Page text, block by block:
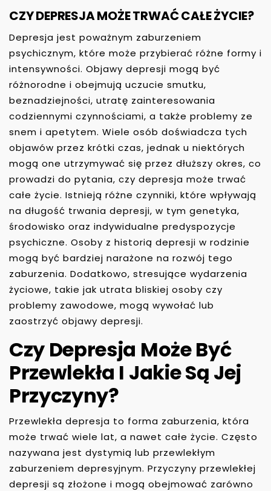
CZY DEPRESJA MOŻE TRWAĆ CAŁE ŻYCIE?
Depresja jest poważnym zaburzeniem
psychicznym, które może przybierać różne formy i
intensywności. Objawy depresji mogą być
różnorodne i obejmują uczucie smutku,
beznadziejności, utratę zainteresowania
codziennymi czynnościami, a także problemy ze
snem i apetytem. Wiele osób doświadcza tych
objawów przez krótki czas, jednak u niektórych
mogą one utrzymywać się przez dłuższy okres, co
prowadzi do pytania, czy depresja może trwać
całe życie. Istnieją różne czynniki, które wpływają
na długość trwania depresji, w tym genetyka,
środowisko oraz indywidualne predyspozycje
psychiczne. Osoby z historią depresji w rodzinie
mogą być bardziej narażone na rozwój tego
zaburzenia. Dodatkowo, stresujące wydarzenia
życiowe, takie jak utrata bliskiej osoby czy
problemy zawodowe, mogą wywołać lub
zaostrzyć objawy depresji.
Czy Depresja Może Być
Przewlekła I Jakie Są Jej
Przyczyny?
Przewlekła depresja to forma zaburzenia, która
może trwać wiele lat, a nawet całe życie. Często
nazywana jest dystymią lub przewlekłym
zaburzeniem depresyjnym. Przyczyny przewlekłej
depresji są złożone i mogą obejmować zarówno